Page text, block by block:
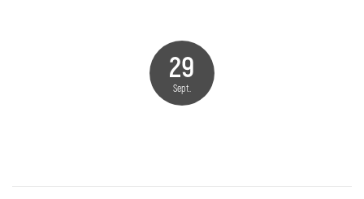
29
Sept.